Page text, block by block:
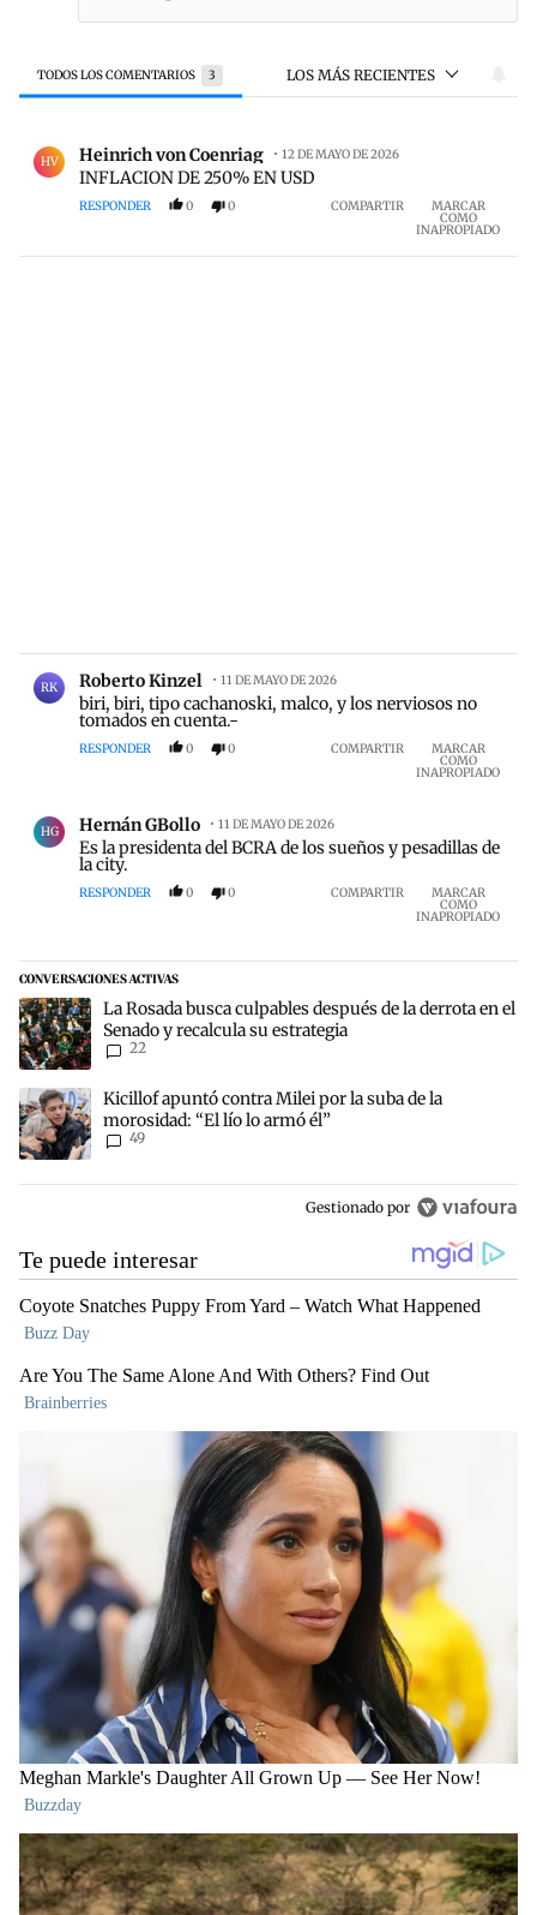
TODOS LOS COMENTARIOS 3 LOS MÁS RECIENTES
Todos los comentarios
HV Heinrich von Coenriag 12 DE MAYO DE 2026
INFLACION DE 250% EN USD
RESPONDER 0 0 COMPARTIR MARCAR
COMO
INAPROPIADO
Comentario de Roberto Kinzel.
RK Roberto Kinzel 11 DE MAYO DE 2026
biri, biri, tipo cachanoski, malco, y los nerviosos no
tomados en cuenta.-
RESPONDER 0 0 COMPARTIR MARCAR
COMO
INAPROPIADO
HG Hernán GBollo 11 DE MAYO DE 2026
Es la presidenta del BCRA de los sueños y pesadillas de
la city.
RESPONDER 0 0 COMPARTIR MARCAR
COMO
INAPROPIADO
CONVERSACIONES ACTIVAS
Este listado muestra los artículos con más comentarios en los
Un artículo de tendencia con el título "La Rosada busca culpables
La Rosada busca culpables después de la derrota en el
Senado y recalcula su estrategia
22
Un artículo de tendencia con el título "Kicillof apuntó contra Milei
Kicillof apuntó contra Milei por la suba de la
morosidad: “El lío lo armó él”
49
Gestionado por